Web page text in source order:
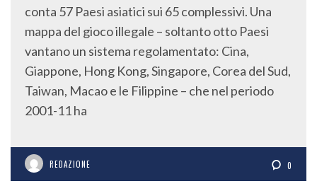
conta 57 Paesi asiatici sui 65 complessivi. Una
mappa del gioco illegale – soltanto otto Paesi
vantano un sistema regolamentato: Cina,
Giappone, Hong Kong, Singapore, Corea del Sud,
Taiwan, Macao e le Filippine – che nel periodo
2001-11 ha
REDAZIONE 0